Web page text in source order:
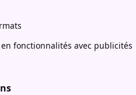
fonctionnalités avec publicités